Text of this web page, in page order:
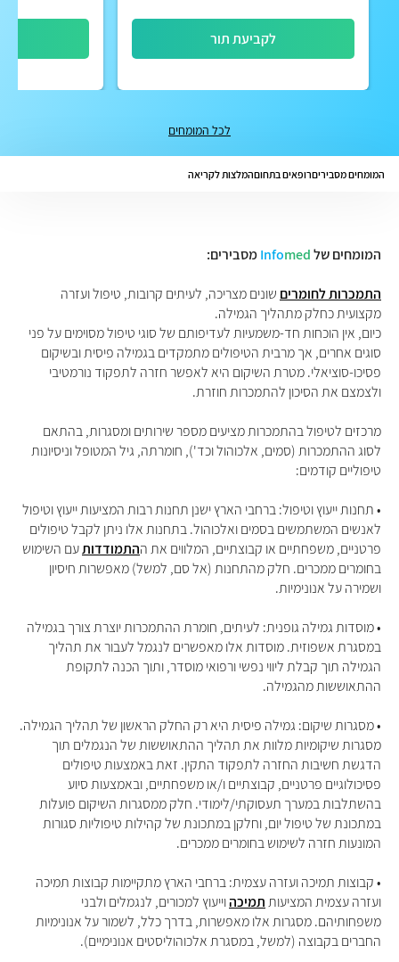
לקביעת תור
לכל המומחים
המומחים מסביריםרופאים בתחוםהמלצות לקריאה
המומחים של Infomed מסבירים:
התמכרות לחומרים שונים מצריכה, לעיתים קרובות, טיפול ועזרה
מקצועית כחלק מתהליך הגמילה.
כיום, אין הוכחות חד-משמעיות לעדיפותם של סוגי טיפול מסוימים על פני
סוגים אחרים, אך מרבית הטיפולים מתמקדים בגמילה פיסית ובשיקום
פסיכו-סוציאלי. מטרת השיקום היא לאפשר חזרה לתפקוד נורמטיבי
ולצמצם את הסיכון להתמכרות חוזרת.
מרכזים לטיפול בהתמכרות מציעים מספר שירותים ומסגרות, בהתאם
לסוג ההתמכרות (סמים, אלכוהול וכד'), חומרתה, גיל המטופל וניסיונות
טיפוליים קודמים:
• תחנות ייעוץ וטיפול: ברחבי הארץ ישנן תחנות רבות המציעות ייעוץ וטיפול
לאנשים המשתמשים בסמים ואלכוהול. בתחנות אלו ניתן לקבל טיפולים
פרטניים, משפחתיים או קבוצתיים, המלווים את ההתמודדותעם השימוש
בחומרים ממכרים. חלק מהתחנות (אל סם, למשל) מאפשרות חיסיון
ושמירה על אנונימיות.
• מוסדות גמילה גופנית: לעיתים, חומרת ההתמכרות יוצרת צורך בגמילה
במסגרת אשפוזית. מוסדות אלו מאפשרים לנגמל לעבור את תהליך
הגמילה תוך קבלת ליווי נפשי ורפואי מוסדר, ותוך הכנה לתקופת
ההתאוששות מהגמילה.
• מסגרות שיקום: גמילה פיסית היא רק החלק הראשון של תהליך הגמילה.
מסגרות שיקומיות מלוות את תהליך ההתאוששות של הנגמלים תוך
הדגשת חשיבות החזרה לתפקוד התקין. זאת באמצעות טיפולים
פסיכולוגיים פרטניים, קבוצתיים ו/או משפחתיים, ובאמצעות סיוע
בהשתלבות במערך תעסוקתי/לימודי. חלק ממסגרות השיקום פועלות
במתכונת של טיפול יום, וחלקן במתכונת של קהילות טיפוליות סגורות
המונעות חזרה לשימוש בחומרים ממכרים.
• קבוצות תמיכה ועזרה עצמית: ברחבי הארץ מתקיימות קבוצות תמיכה
ועזרה עצמית המציעותתמיכהוייעוץ למכורים, לנגמלים ולבני
משפחותיהם. מסגרות אלו מאפשרות, בדרך כלל, לשמור על אנונימיות
החברים בקבוצה (למשל, במסגרת אלכוהוליסטים אנונימיים).